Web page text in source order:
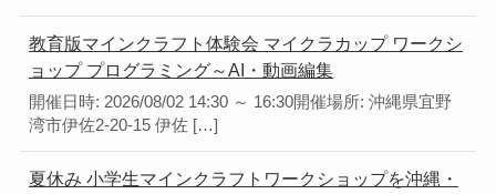
教育版マインクラフト体験会 マイクラカップ ワークシ
ョップ プログラミング～AI・動画編集
開催日時: 2026/08/02 14:30 ～ 16:30開催場所: 沖縄県宜野
湾市伊佐2-20-15 伊佐 […]
夏休み 小学生マインクラフトワークショップを沖縄・